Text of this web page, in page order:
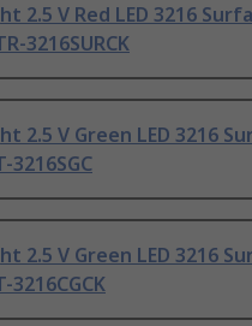
2.5 V Red LED 3216
3216SURCK
2.5 V Green LED 3216
3216SGC
2.5 V Green LED 3216
3216CGCK